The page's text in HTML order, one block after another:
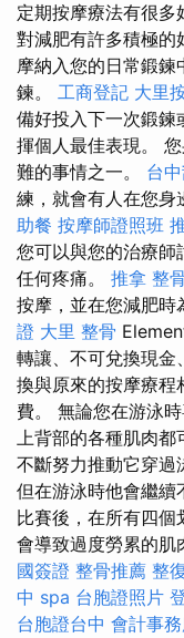
定期按摩療法有很
對減肥有許多積極的
摩納入您的日常鍛鍊
鍊。 工商登記 大里
備好投入下一次鍛鍊
揮個人最佳表現。
難的事情之一。 台
練，就會有人在您身
助餐 按摩師證照班
您可以與您的治療師
任何疼痛。 推拿 整
按摩，並在您減肥時
證 大里 整骨
轉讓、不可兌換現金
換與原來的按摩療程
費。 無論您在游泳
上背部的各種肌肉都
不斷努力推動它穿過
但在游泳時他會繼續
比賽後，在所有四
會導致過度勞累的肌
國簽證 整骨推薦 整
中 spa 台胞證照片
台胞證台中 會計事